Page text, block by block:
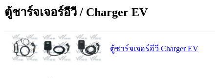
ตู้ชาร์จเจอร์อีวี / Charger EV
ตู้ชาร์จเจอร์อีวี Charger EV